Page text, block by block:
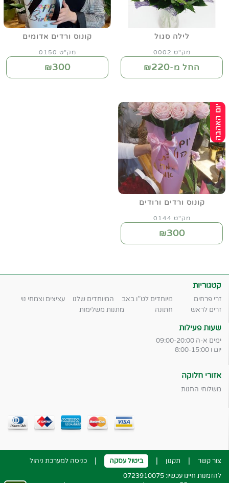
לילה סגול
מק"ט 0002
החל מ-₪220
קונוס ורדים אדומים
מק"ט 0150
₪300
קונוס ורדים ורודים
מק"ט 0144
₪300
קטגוריות
זרי פרחים מיוחדים לט''ו באב המיוחדים שלנו
עציצים וצמחי נוי
זרים לראש
חתונה מתנות משלימות
שעות פעילות
ימים א-ה 09:00-20:00
יום ו 8:00-15:00
אזורי חלוקה
משלוחי החנות
צור קשר | תקנון | ביטול עסקה |
כניסה למערכת ניהול
להזמנות חייגו עכשיו: 0723910075